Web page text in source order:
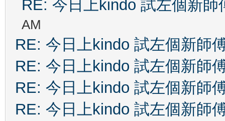
RE: 今日上kindo 試左個新師
AM
RE: 今日上kindo 試左個新師
RE: 今日上kindo 試左個新師
RE: 今日上kindo 試左個新師
RE: 今日上kindo 試左個新師